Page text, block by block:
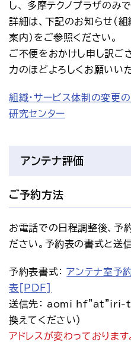
し、 多摩テクノプラザのみ
詳細は、下記のお知らせ( 組
案内)をご参照ください。
ご不便をおかけし申し訳ご
力のほどよろしくお願いいた
組織・サービス体制の変更
研究センター
アンテナ評価
ご予約方法
お電話での日程調整後、予
ださい。予約表の書式と送
予約表書式： アンテナ室予
表[PDF]
送信先：
換えてください)
アドレスが変わっております